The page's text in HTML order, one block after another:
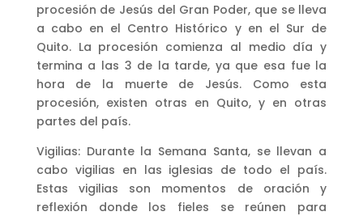
procesión de Jesús del Gran Poder, que se lleva
a cabo en el Centro Histórico y en el Sur de
Quito. La procesión comienza al medio día y
termina a las 3 de la tarde, ya que esa fue la
hora de la muerte de Jesús. Como esta
procesión, existen otras en Quito, y en otras
partes del país.
Vigilias: Durante la Semana Santa, se llevan a
cabo vigilias en las iglesias de todo el país.
Estas vigilias son momentos de oración y
reflexión donde los fieles se reúnen para